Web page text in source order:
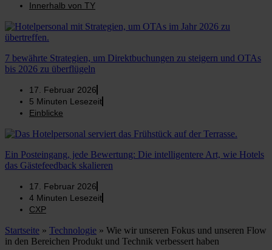
Innerhalb von TY
7 bewährte Strategien, um Direktbuchungen zu steigern und OTAs
bis 2026 zu überflügeln
17. Februar 2026
5 Minuten Lesezeit
Einblicke
Ein Posteingang, jede Bewertung: Die intelligentere Art, wie Hotels
das Gästefeedback skalieren
17. Februar 2026
4 Minuten Lesezeit
CXP
Startseite » Technologie » Wie wir unseren Fokus und unseren Flow
in den Bereichen Produkt und Technik verbessert haben